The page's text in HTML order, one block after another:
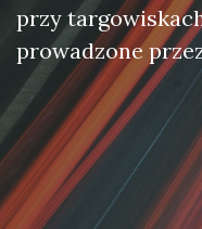
przy
prowadzone